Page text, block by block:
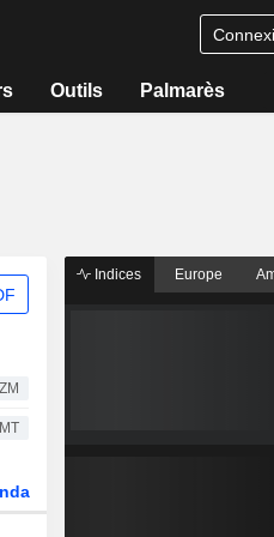
Outils Palmarès
ZM
MT
Indices Europe